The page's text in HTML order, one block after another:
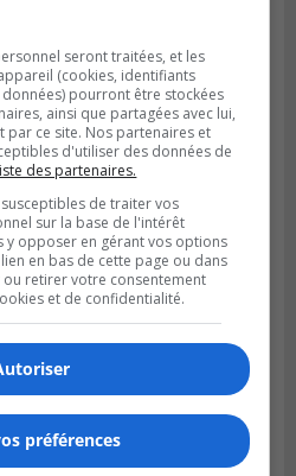
pour protéger son
seront traitées, et les
(cookies, identifiants
pourront être stockées
ainsi que partagées avec lui,
par ce site. Nos partenaires et
d'utiliser des données de
des partenaires.
de traiter vos
sur la base de l'intérêt
y opposer en gérant vos options
en bas de cette page ou dans
retirer votre consentement
et de confidentialité.
préférences